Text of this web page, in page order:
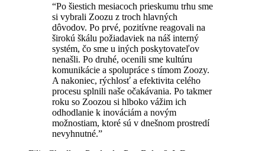
“Po šiestich mesiacoch prieskumu trhu sme
si vybrali Zoozu z troch hlavných
dôvodov. Po prvé, pozitívne reagovali na
širokú škálu požiadaviek na náš interný
systém, čo sme u iných poskytovateľov
nenašli. Po druhé, ocenili sme kultúru
komunikácie a spolupráce s tímom Zoozy.
A nakoniec, rýchlosť a efektivita celého
procesu splnili naše očakávania. Po takmer
roku so Zoozou si hlboko vážim ich
odhodlanie k inováciám a novým
možnostiam, ktoré sú v dnešnom prostredí
nevyhnutné.”